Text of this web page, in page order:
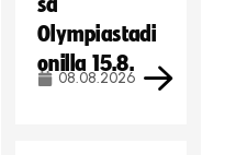
Olympiastadi
onilla 15.8.
08.08.2026